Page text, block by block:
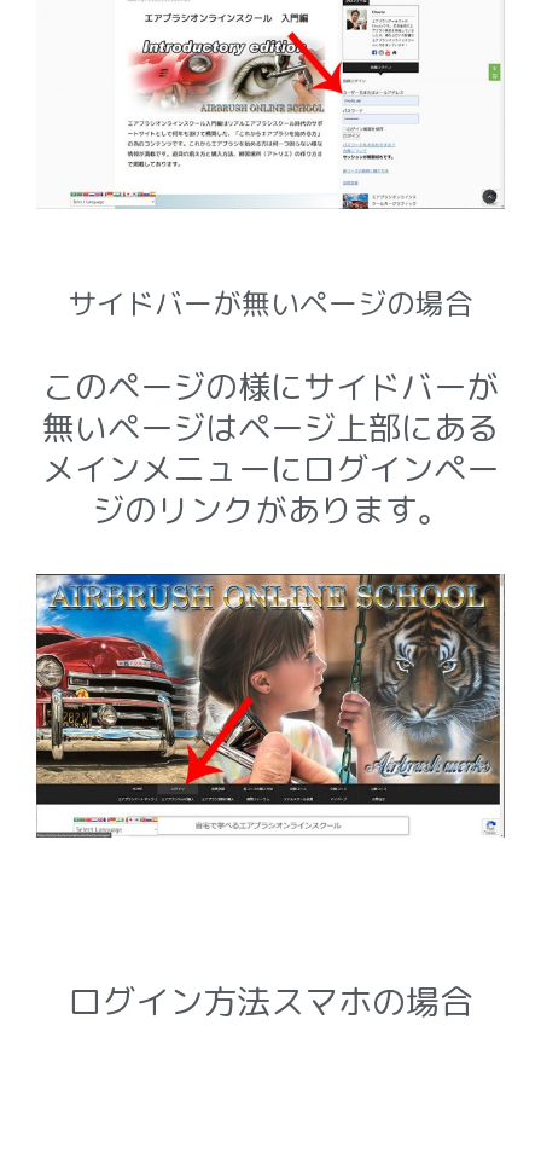
サイドバーが無いページの場合
このページの様にサイドバーが
無いページはページ上部にある
メインメニューにログインペー
ジのリンクがあります。
ログイン方法スマホの場合